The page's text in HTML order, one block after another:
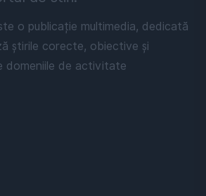
o publicație multimedia, dedicată
știrile corecte, obiective și
domeniile de activitate